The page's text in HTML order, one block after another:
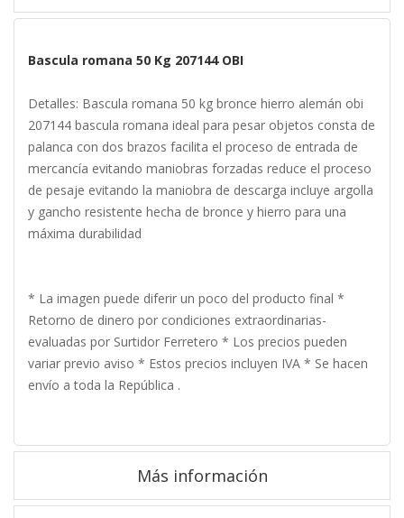
Bascula romana 50 Kg 207144 OBI
Detalles: Bascula romana 50 kg bronce hierro alemán obi
207144 bascula romana ideal para pesar objetos consta de
palanca con dos brazos facilita el proceso de entrada de
mercancía evitando maniobras forzadas reduce el proceso
de pesaje evitando la maniobra de descarga incluye argolla
y gancho resistente hecha de bronce y hierro para una
máxima durabilidad
* La imagen puede diferir un poco del producto final *
Retorno de dinero por condiciones extraordinarias-
evaluadas por Surtidor Ferretero * Los precios pueden
variar previo aviso * Estos precios incluyen IVA * Se hacen
envío a toda la República .
Más información